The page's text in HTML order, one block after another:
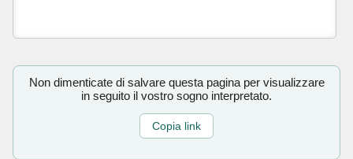
Non dimenticate di salvare questa pagina per visualizzare
in seguito il vostro sogno interpretato.
Copia link